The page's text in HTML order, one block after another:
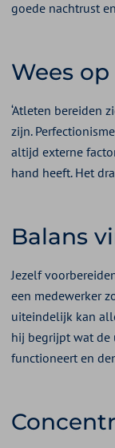
goede nachtrust
Wees
‘Atleten bereiden
zijn.
altijd externe
hand heeft. Het
Balans
Jezelf
een medewerker
uiteindelijk kan
hij begrijpt wat de
functioneert en